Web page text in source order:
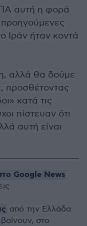
αυτή η φορά
προηγούμενες
Ιράν ήταν κοντά
αλλά θα δούμε
προσθέτοντας
κατά τις
πίστευαν ότι
αυτή είναι
Google News
από την Ελλάδα
στο